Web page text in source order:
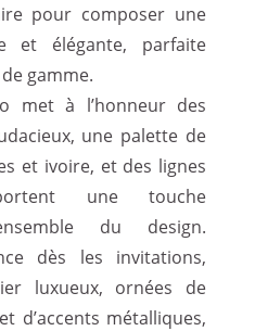
pour composer une
et élégante, parfaite
gamme.
met à l’honneur des
une palette de
et ivoire, et des lignes
une touche
du design.
dès les invitations,
luxueux, ornées de
d’accents métalliques,